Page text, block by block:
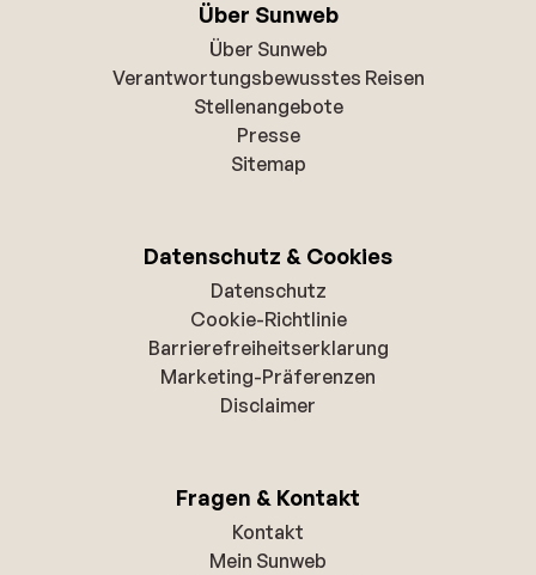
Über Sunweb
Über Sunweb
Verantwortungsbewusstes Reisen
Stellenangebote
Presse
Sitemap
Datenschutz & Cookies
Datenschutz
Cookie-Richtlinie
Barrierefreiheitserklarung
Marketing-Präferenzen
Disclaimer
Fragen & Kontakt
Kontakt
Mein Sunweb